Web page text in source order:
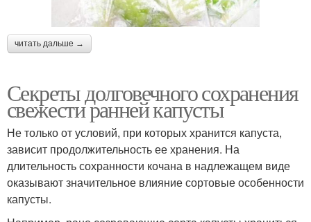
читать дальше →
Секреты долговечного сохранения
свежести ранней капусты
Не только от условий, при которых хранится капуста,
зависит продолжительность ее хранения. На
длительность сохранности кочана в надлежащем виде
оказывают значительное влияние сортовые особенности
капусты.